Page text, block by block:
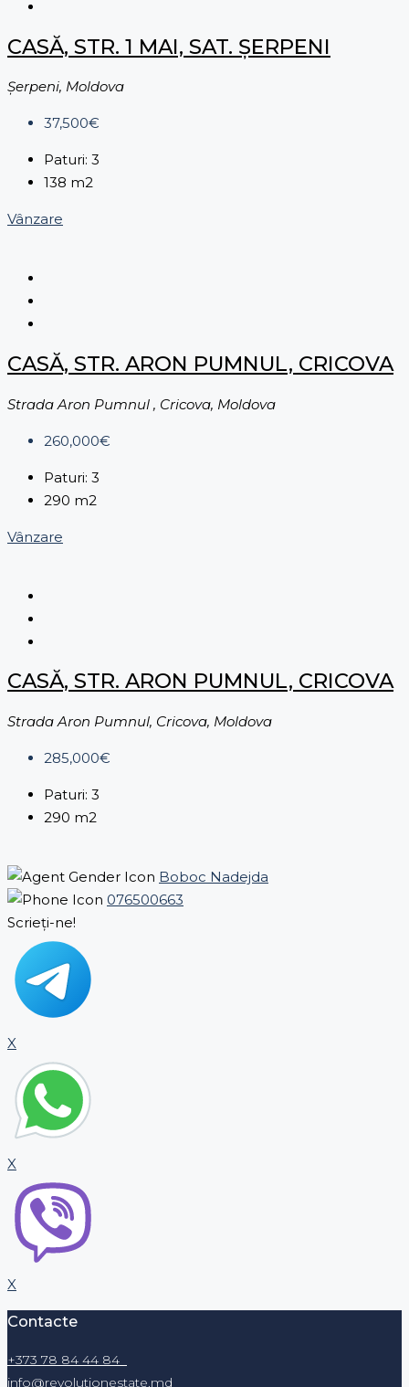
CASĂ, STR. 1 MAI, SAT. ȘERPENI
Şerpeni, Moldova
37,500€
Paturi: 3
138 m2
Vânzare
CASĂ, STR. ARON PUMNUL, CRICOVA
Strada Aron Pumnul , Cricova, Moldova
260,000€
Paturi: 3
290 m2
Vânzare
CASĂ, STR. ARON PUMNUL, CRICOVA
Strada Aron Pumnul, Cricova, Moldova
285,000€
Paturi: 3
290 m2
Boboc Nadejda
076500663
Scrieți-ne!
X
X
X
Contacte
+373 78 84 44 84
info@revolutionestate.md